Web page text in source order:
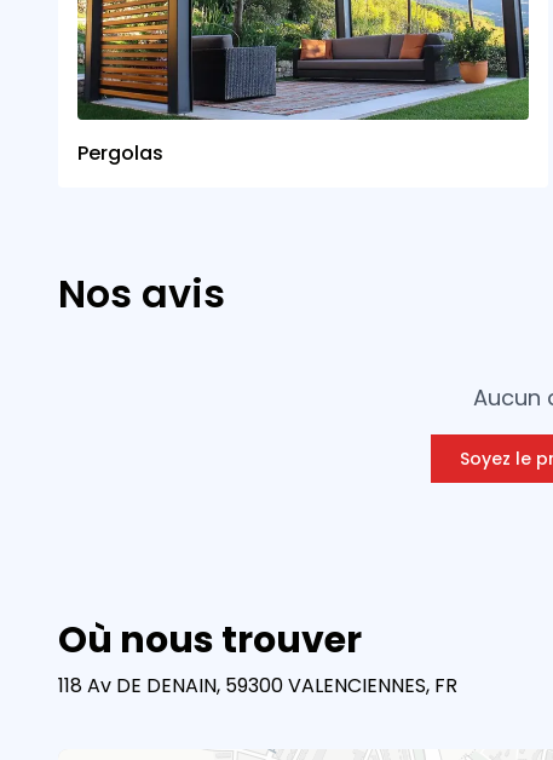
Pergolas
Nos avis
Aucun
Soyez le
Où nous trouver
118 Av DE DENAIN, 59300 VALENCIENNES, FR